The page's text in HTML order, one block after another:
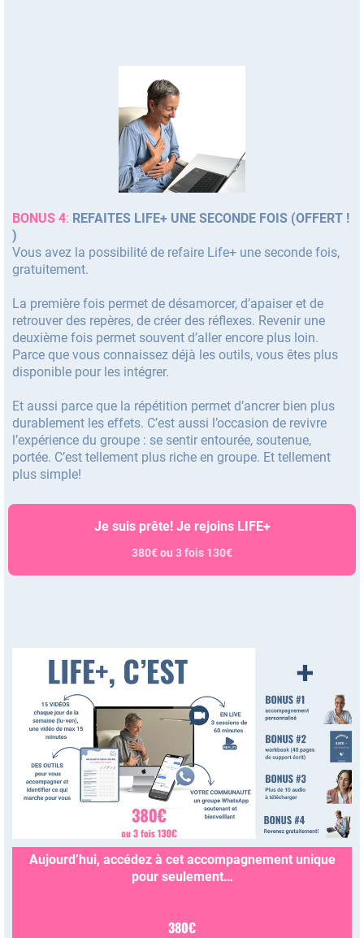
BONUS 4: REFAITES LIFE+ UNE SECONDE FOIS (OFFERT !
)
Vous avez la possibilité de refaire Life+ une seconde fois,
gratuitement.
La première fois permet de désamorcer, d’apaiser et de
retrouver des repères, de créer des réflexes. Revenir une
deuxième fois permet souvent d’aller encore plus loin.
Parce que vous connaissez déjà les outils, vous êtes plus
disponible pour les intégrer.
Et aussi parce que la répétition permet d’ancrer bien plus
durablement les effets. C’est aussi l’occasion de revivre
l’expérience du groupe : se sentir entourée, soutenue,
portée. C’est tellement plus riche en groupe. Et tellement
plus simple!
Je suis prête! Je rejoins LIFE+
380€ ou 3 fois 130€
Aujourd’hui, accédez à cet accompagnement unique
pour seulement…
380€